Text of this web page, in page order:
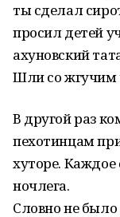
ты сделал
просил детей
ахуновский
Шли со жгучим
В другой раз
пехотинцам
хуторе.
ночлега.
Словно не